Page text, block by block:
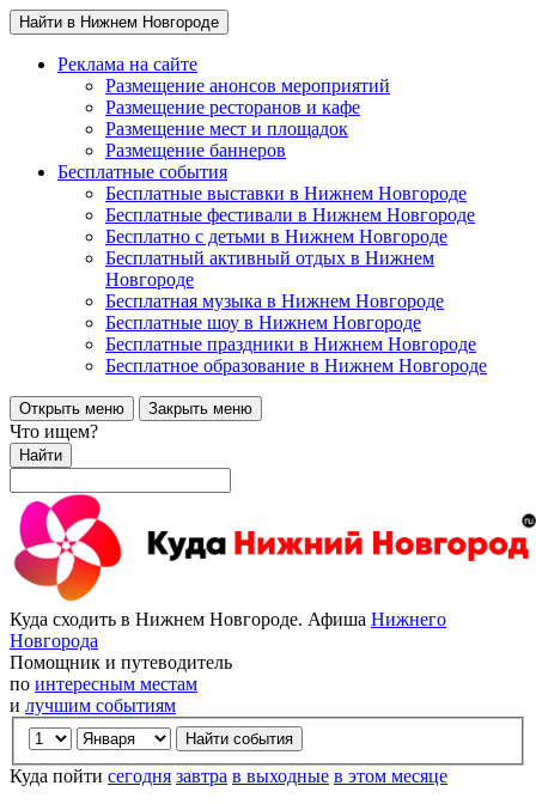
Найти в Нижнем Новгороде
Реклама на сайте
Размещение анонсов мероприятий
Размещение ресторанов и кафе
Размещение мест и площадок
Размещение баннеров
Бесплатные события
Бесплатные выставки в Нижнем Новгороде
Бесплатные фестивали в Нижнем Новгороде
Бесплатно с детьми в Нижнем Новгороде
Бесплатный активный отдых в Нижнем
Новгороде
Бесплатная музыка в Нижнем Новгороде
Бесплатные шоу в Нижнем Новгороде
Бесплатные праздники в Нижнем Новгороде
Бесплатное образование в Нижнем Новгороде
Открыть меню Закрыть меню
Что ищем?
Найти
Куда сходить в Нижнем Новгороде. Афиша Нижнего
Новгорода
Помощник и путеводитель
по интересным местам
и лучшим событиям
Куда пойти сегодня завтра в выходные в этом месяце